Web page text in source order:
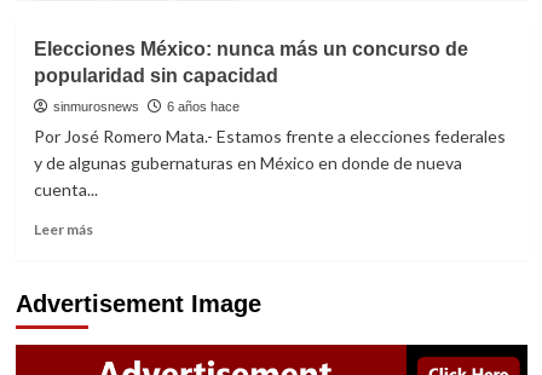
a
un
proceso
electoral
México
sin
Elecciones México: nunca más un concurso de
popularidad sin capacidad
sinmurosnews 6 años hace
Por José Romero Mata.- Estamos frente a elecciones federales
y de algunas gubernaturas en México en donde de nueva
cuenta...
Leer másRead
Elecciones
México:
nunca
más
Advertisement Image